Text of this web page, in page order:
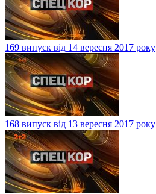
169 випуск від 14 вересня 2017 року
168 випуск від 13 вересня 2017 року